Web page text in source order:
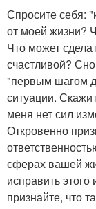
Спросите себя:
от моей жизни?
Что может
счастливой?
"первым шагом
ситуации.
меня нет сил
Откровенно
сферах вашей
исправить
признайте, что